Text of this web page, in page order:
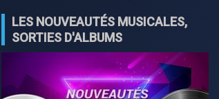
LES NOUVEAUTÉS MUSICALES,
SORTIES D'ALBUMS